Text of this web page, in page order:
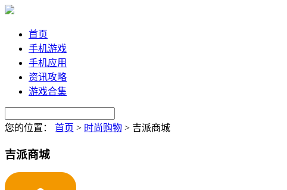
首页
手机游戏
手机应用
资讯攻略
游戏合集
您的位置： 首页 > 时尚购物 > 吉派商城
吉派商城